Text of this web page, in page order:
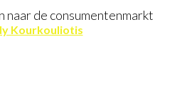
de consumentenmarkt
Kourkouliotis